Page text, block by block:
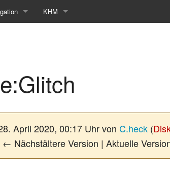
KHM
exMedia Blog
:Glitch
April 2020, 00:17 Uhr von C.heck (
← Nächstältere Version | Aktuelle